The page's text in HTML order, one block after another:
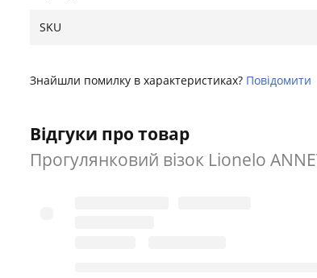
SKU
Знайшли помилку в характеристиках? Повідомити
Відгуки про товар
Прогулянковий візок Lionelo